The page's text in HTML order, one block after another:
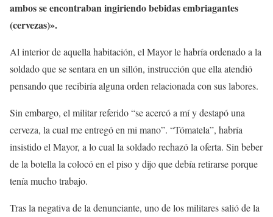
ambos se encontraban ingiriendo bebidas embriagantes
(cervezas)».
Al interior de aquella habitación, el Mayor le habría ordenado a la
soldado que se sentara en un sillón, instrucción que ella atendió
pensando que recibiría alguna orden relacionada con sus labores.
Sin embargo, el militar referido “se acercó a mí y destapó una
cerveza, la cual me entregó en mi mano”. “Tómatela”, habría
insistido el Mayor, a lo cual la soldado rechazó la oferta. Sin beber
de la botella la colocó en el piso y dijo que debía retirarse porque
tenía mucho trabajo.
Tras la negativa de la denunciante, uno de los militares salió de la